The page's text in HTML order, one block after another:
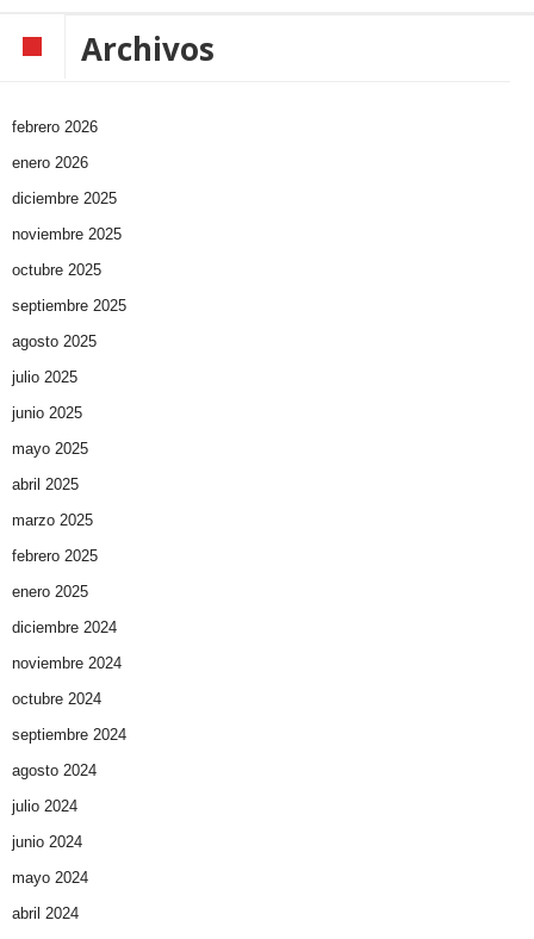
Archivos
febrero 2026
enero 2026
diciembre 2025
noviembre 2025
octubre 2025
septiembre 2025
agosto 2025
julio 2025
junio 2025
mayo 2025
abril 2025
marzo 2025
febrero 2025
enero 2025
diciembre 2024
noviembre 2024
octubre 2024
septiembre 2024
agosto 2024
julio 2024
junio 2024
mayo 2024
abril 2024